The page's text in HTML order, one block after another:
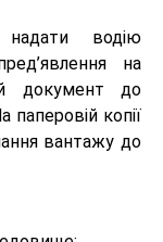
водію
на
документ до
паперовій копії
вантажу до